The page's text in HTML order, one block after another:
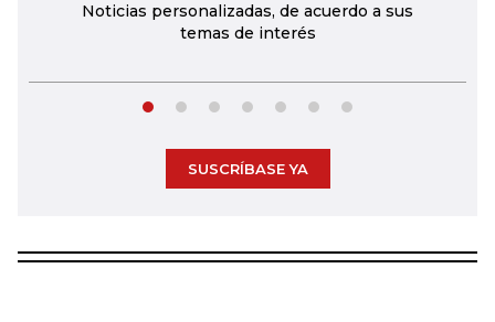
Noticias personalizadas, de acuerdo a sus
temas de interés
SUSCRÍBASE YA